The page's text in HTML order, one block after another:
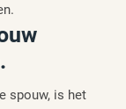
spouw, is het